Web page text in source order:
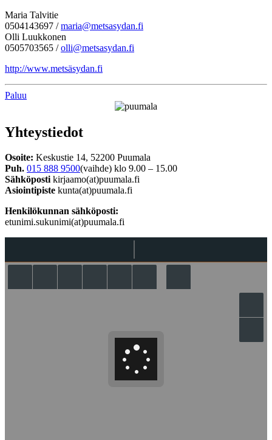
Maria Talvitie
0504143697 /maria@metsasydan.fi
Olli Luukkonen
0505703565 /olli@metsasydan.fi
http://www.metsäsydan.fi
Paluu
Yhteystiedot
Osoite: Keskustie 14, 52200 Puumala
Puh. 015 888 9500(vaihde) klo 9.00 – 15.00
Sähköpostikirjaamo(at)puumala.fi
Asiointipiste kunta(at)puumala.fi
Henkilökunnan sähköposti:
etunimi.sukunimi(at)puumala.fi